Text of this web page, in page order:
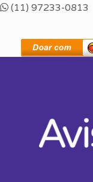
(11) 97233-0813